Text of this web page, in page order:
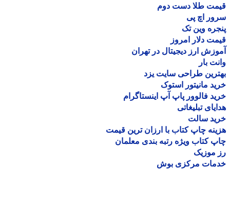
طلا دست دوم
اچ پی
وین تک
دلار امروز
ارز دیجیتال در تهران
بار
طراحی سایت یزد
مانیتور استوک
فالوور پاپ آپ اینستاگرام
تبلیغاتی
سالت
چاپ کتاب با ارزان ترین قیمت
کتاب ویژه رتبه بندی معلمان
موزیک
مرکزی بوش